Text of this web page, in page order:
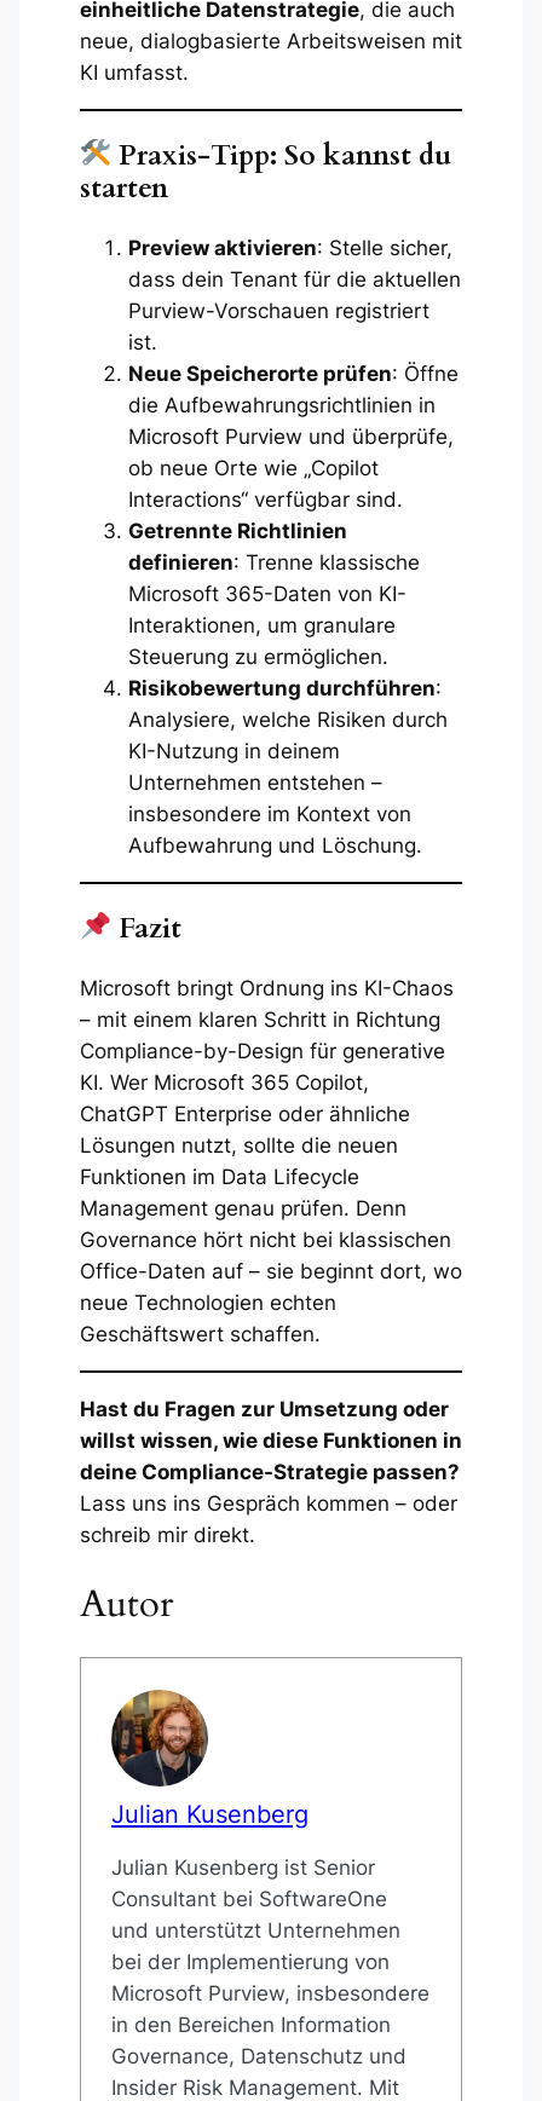
einheitliche Datenstrategie, die auch
neue, dialogbasierte Arbeitsweisen mit
KI umfasst.
Praxis-Tipp: So kannst du
starten
Preview aktivieren: Stelle sicher,
dass dein Tenant für die aktuellen
Purview-Vorschauen registriert
ist.
Neue Speicherorte prüfen: Öffne
die Aufbewahrungsrichtlinien in
Microsoft Purview und überprüfe,
ob neue Orte wie „Copilot
Interactions“ verfügbar sind.
Getrennte Richtlinien
definieren: Trenne klassische
Microsoft 365-Daten von KI-
Interaktionen, um granulare
Steuerung zu ermöglichen.
Risikobewertung durchführen:
Analysiere, welche Risiken durch
KI-Nutzung in deinem
Unternehmen entstehen –
insbesondere im Kontext von
Aufbewahrung und Löschung.
Fazit
Microsoft bringt Ordnung ins KI-Chaos
– mit einem klaren Schritt in Richtung
Compliance-by-Design für generative
KI. Wer Microsoft 365 Copilot,
ChatGPT Enterprise oder ähnliche
Lösungen nutzt, sollte die neuen
Funktionen im Data Lifecycle
Management genau prüfen. Denn
Governance hört nicht bei klassischen
Office-Daten auf – sie beginnt dort, wo
neue Technologien echten
Geschäftswert schaffen.
Hast du Fragen zur Umsetzung oder
willst wissen, wie diese Funktionen in
deine Compliance-Strategie passen?
Lass uns ins Gespräch kommen – oder
schreib mir direkt.
Autor
Julian Kusenberg
Julian Kusenberg ist Senior
Consultant bei SoftwareOne
und unterstützt Unternehmen
bei der Implementierung von
Microsoft Purview, insbesondere
in den Bereichen Information
Governance, Datenschutz und
Insider Risk Management. Mit